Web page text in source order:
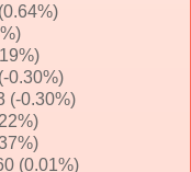
0.30%)
(-0.30%)
(0.01%)